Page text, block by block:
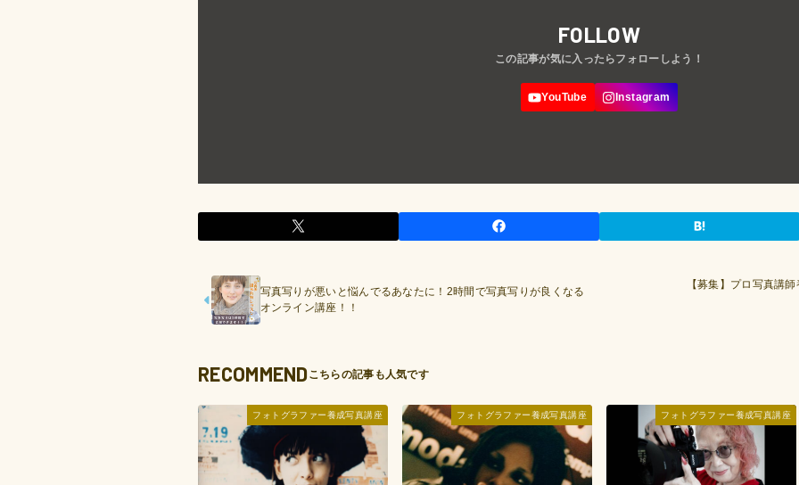
FOLLOW
写真写りが悪いと悩んでるあなたに！2時間で写真写りが良くなる
オンライン講座！！
【募集】プロ写真講
RECOMMEND
フォトグラファー養成写真講座 フォトグラファー養成写真講座 フォトグラファー養成写真講座